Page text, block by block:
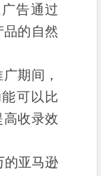
广告通过
品的自然
期间，
可以比
收录效
的亚马逊